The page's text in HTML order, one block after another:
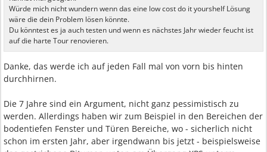
Würde mich nicht wundern wenn das eine low cost do it yourshelf Lösung
wäre die dein Problem lösen könnte.
Du könntest es ja auch testen und wenn es nächstes Jahr wieder feucht ist
auf die harte Tour renovieren.
Danke, das werde ich auf jeden Fall mal von vorn bis hinten
durchhirnen.
Die 7 Jahre sind ein Argument, nicht ganz pessimistisch zu
werden. Allerdings haben wir zum Beispiel in den Bereichen der
bodentiefen Fenster und Türen Bereiche, wo - sicherlich nicht
schon im ersten Jahr, aber irgendwann bis jetzt - beispielsweise